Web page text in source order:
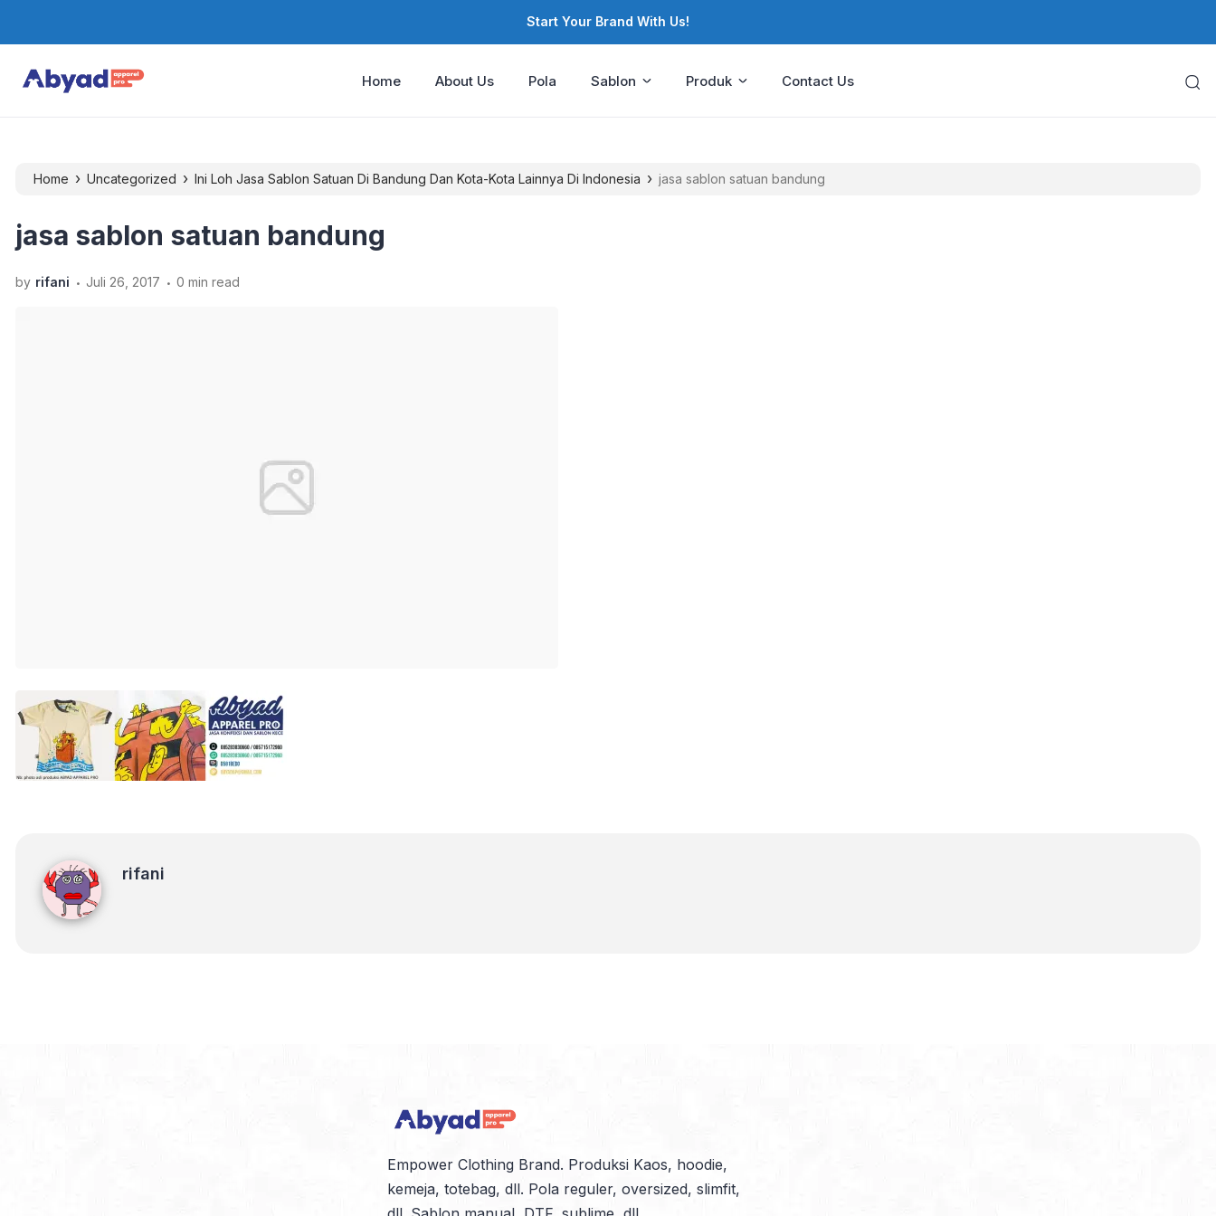
Start Your Brand With Us!
Home About Us Pola Sablon Produk Contact Us
Home › Uncategorized › Ini Loh Jasa Sablon Satuan Di Bandung Dan Kota-Kota Lainnya Di Indonesia › jasa sablon satuan bandung
jasa sablon satuan bandung
by rifani . Juli 26, 2017 . 0 min read
rifani
Empower Clothing Brand. Produksi Kaos, hoodie,
kemeja, totebag, dll. Pola reguler, oversized, slimfit,